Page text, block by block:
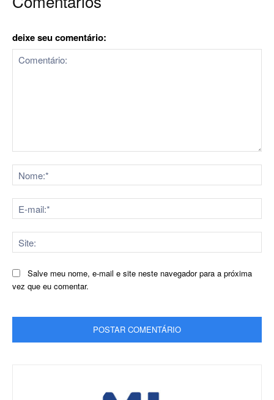
deixe seu comentário:
Salve meu nome, e-mail e site neste navegador para a próxima
vez que eu comentar.